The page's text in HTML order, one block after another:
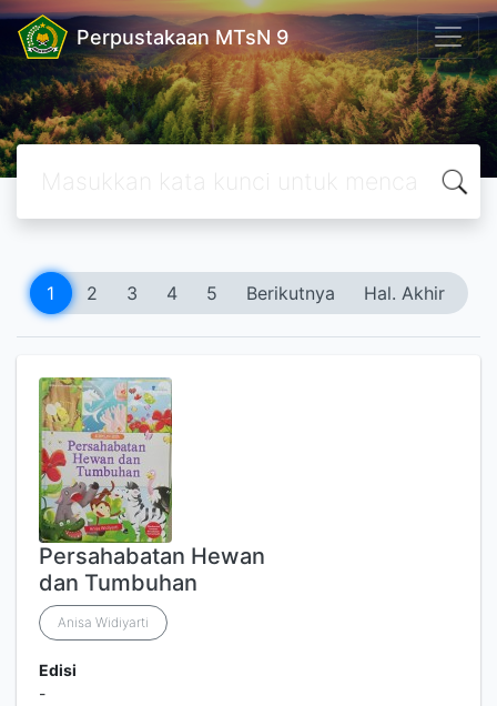
Perpustakaan MTsN 9
1 2 3 4 5 Berikutnya Hal. Akhir
Persahabatan Hewan
dan Tumbuhan
Anisa Widiyarti
Edisi
-